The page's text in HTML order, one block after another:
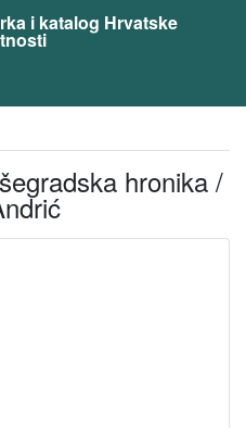
i katalog Hrvatske
hronika /